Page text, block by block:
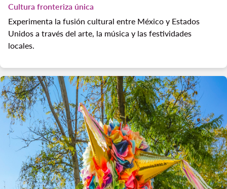
Cultura fronteriza única
Experimenta la fusión cultural entre México y Estados
Unidos a través del arte, la música y las festividades
locales.